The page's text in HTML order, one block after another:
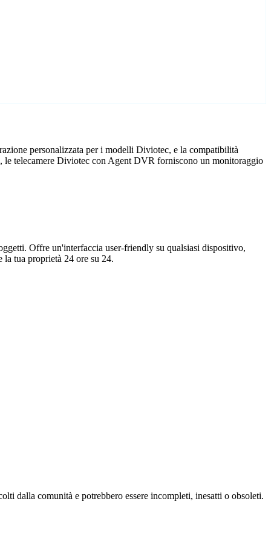
personalizzata per i modelli Diviotec, e la compatibilità
telecamere Diviotec con Agent DVR forniscono un monitoraggio
Offre un'interfaccia user-friendly su qualsiasi dispositivo,
tua proprietà 24 ore su 24.
dalla comunità e potrebbero essere incompleti, inesatti o obsoleti.